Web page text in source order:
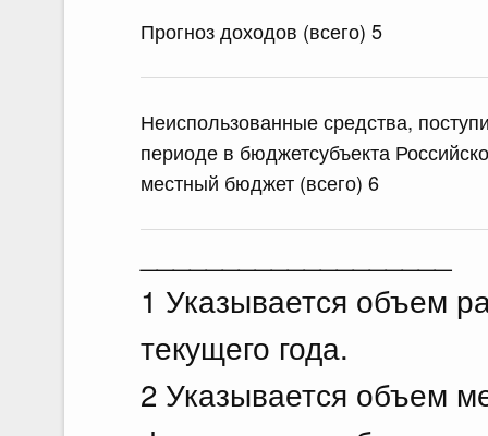
Прогноз доходов (всего) 5
Неиспользованные средства,
периоде в бюджетсубъекта
местный бюджет (всего) 6
1 Указывается объем
текущего года.
2 Указывается объем